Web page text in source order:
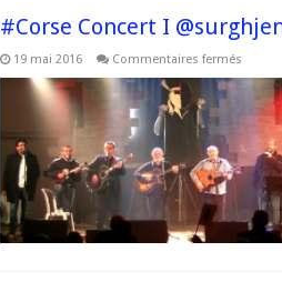
#Corse Concert I
19 mai 2016 Commentaires ferméssur
Le
mai
avec
Svegliu
d’Isula